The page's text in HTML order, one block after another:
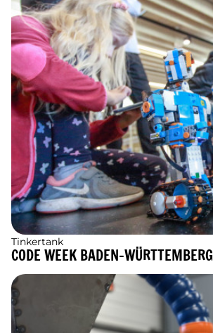
Tinkertank
CODE WEEK BADEN-WÜRTTEMBERG